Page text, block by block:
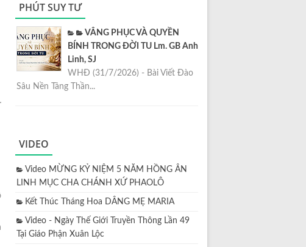
PHÚT SUY TƯ
VÂNG PHỤC VÀ QUYỀN
BÍNH TRONG ĐỜI TU Lm. GB Anh
Linh, SJ
WHĐ (31/7/2026) - Bài Viết Đào
Sâu Nền Tảng Thần...
VIDEO
Video MỪNG KỶ NIỆM 5 NĂM HỒNG ÂN
LINH MỤC CHA CHÁNH XỨ PHAOLÔ
Kết Thúc Tháng Hoa DÂNG MẸ MARIA
Video - Ngày Thế Giới Truyền Thông Lần 49
Tại Giáo Phận Xuân Lộc